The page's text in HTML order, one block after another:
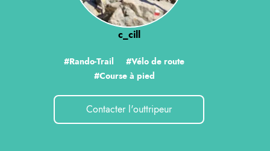
c_cill
#Rando-Trail
#Vélo de route
#Course à pied
Contacter l'outtripeur